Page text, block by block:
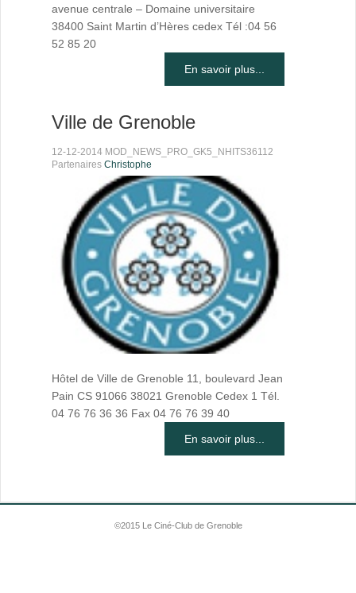
avenue centrale – Domaine universitaire
38400 Saint Martin d’Hères cedex Tél :04 56
52 85 20
En savoir plus...
Ville de Grenoble
12-12-2014 MOD_NEWS_PRO_GK5_NHITS36112
Partenaires Christophe
Hôtel de Ville de Grenoble 11, boulevard Jean
Pain CS 91066 38021 Grenoble Cedex 1 Tél.
04 76 76 36 36 Fax 04 76 76 39 40
En savoir plus...
©2015 Le Ciné-Club de Grenoble